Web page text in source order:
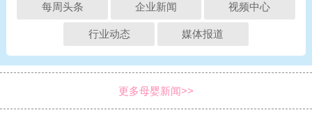
每周头条 企业新闻 视频中心
行业动态 媒体报道
更多母婴新闻>>